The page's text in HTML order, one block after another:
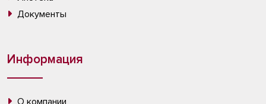
Документы
Информация
О компании